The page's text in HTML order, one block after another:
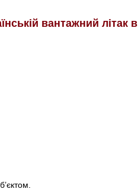
вантажний літак в